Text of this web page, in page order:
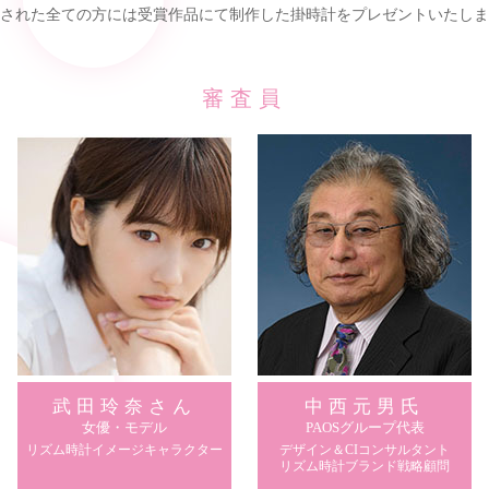
れた全ての方には受賞作品にて制作した掛時計をプレゼントいたし
審査員
武田玲奈さん
女優・モデル
リズム時計イメージキャラクター
中西元男氏
PAOSグループ代表
デザイン＆CIコンサルタント
リズム時計ブランド戦略顧問